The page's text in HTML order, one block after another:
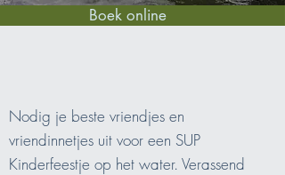
Boek online
Nodig je beste vriendjes en
vriendinnetjes uit voor een SUP
Kinderfeestje op het water. Verassend